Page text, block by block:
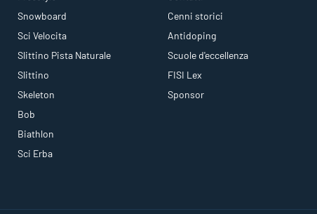
Snowboard
Sci Velocita
Slittino Pista Naturale
Slittino
Skeleton
Bob
Biathlon
Sci Erba
Cenni storici
Antidoping
Scuole d'eccellenza
FISI Lex
Sponsor